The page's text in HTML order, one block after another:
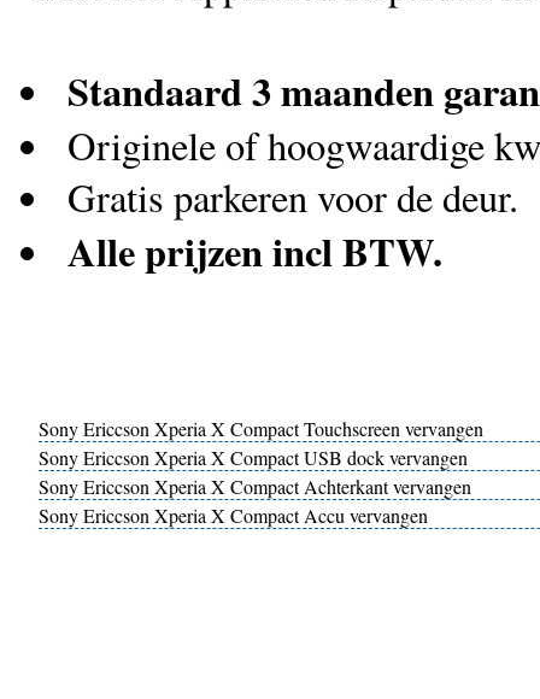
Standaard 3 maanden
Originele of hoogwaardige
Gratis parkeren voor de deur.
Alle prijzen incl BTW.
Sony Ericcson Xperia X Compact Touchscreen vervangen
Sony Ericcson Xperia X Compact USB dock vervangen
Sony Ericcson Xperia X Compact Achterkant vervangen
Sony Ericcson Xperia X Compact Accu vervangen